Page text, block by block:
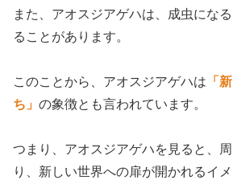
また、アオスジアゲハは、成虫にな
ることがあります。
このことから、アオスジアゲハは 「
ち」 の象徴とも言われています。
つまり、アオスジアゲハを見ると、
り、新しい世界への扉が開かれるイ